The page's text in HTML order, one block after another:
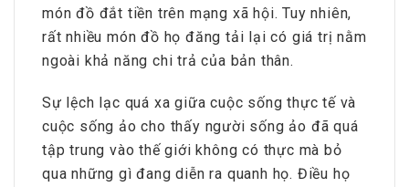
món đồ đắt tiền trên mạng xã hội. Tuy nhiên,
rất nhiều món đồ họ đăng tải lại có giá trị nằm
ngoài khả năng chi trả của bản thân.
Sự lệch lạc quá xa giữa cuộc sống thực tế và
cuộc sống ảo cho thấy người sống ảo đã quá
tập trung vào thế giới không có thực mà bỏ
qua những gì đang diễn ra quanh họ. Điều họ